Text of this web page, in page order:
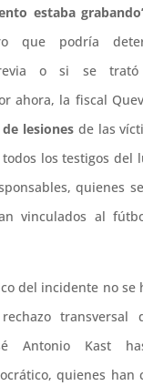
estaba
que podría
o si se
ahora, la fiscal
lesionesde las
los testigos del
quienes
vinculados al
del incidente no se
transversal
Antonio Kast
quienes han